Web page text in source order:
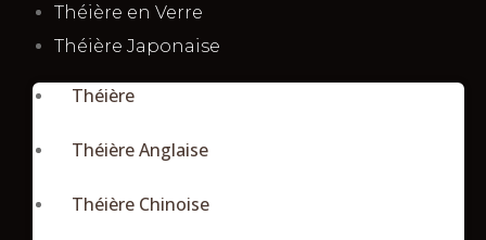
Théière en Verre
Théière Japonaise
Théière
Théière Anglaise
Théière Chinoise